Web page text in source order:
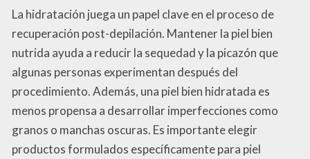
La hidratación juega un papel clave en el proceso de
recuperación post-depilación. Mantener la piel bien
nutrida ayuda a reducir la sequedad y la picazón que
algunas personas experimentan después del
procedimiento. Además, una piel bien hidratada es
menos propensa a desarrollar imperfecciones como
granos o manchas oscuras. Es importante elegir
productos formulados específicamente para piel